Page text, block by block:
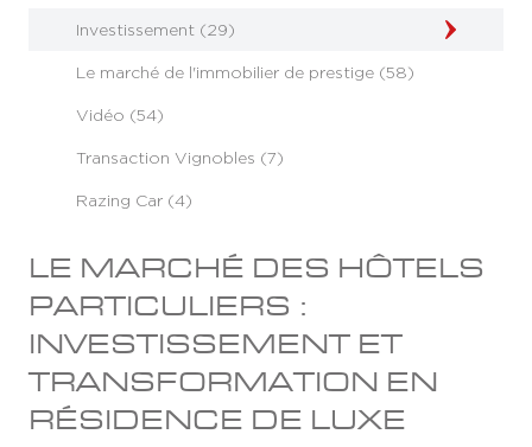
Investissement (29)
Le marché de l'immobilier de prestige (58)
Vidéo (54)
Transaction Vignobles (7)
Razing Car (4)
LE MARCHÉ DES HÔTELS
PARTICULIERS :
INVESTISSEMENT ET
TRANSFORMATION EN
RÉSIDENCE DE LUXE